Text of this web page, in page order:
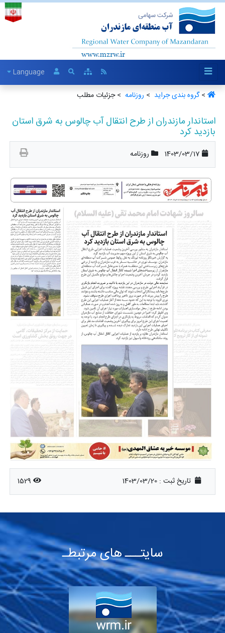
Language
>گروه بندی جراید ‏ > روزنامه ‏ > جزئیات مطلب
استاندار مازندران از طرح انتقال آب چالوس به شرق استان
بازدید کرد
1403/03/17 روزنامه
تاریخ ثبت :1403/03/20
1529
سایتـــ های مرتبطـ